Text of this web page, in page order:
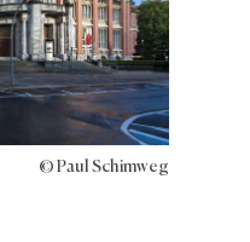
© Paul Schimweg